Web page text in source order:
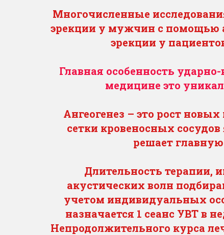
Многочисленные
эрекции у мужчин с помощью
эрекции у
Главная особенность
медицине это
Ангеогенез – это рост
сетки кровеносных
решает
Длительность терапии,
акустических волн
учетом индивидуальных
назначается 1 сеанс УВТ в
Непродолжительного курса